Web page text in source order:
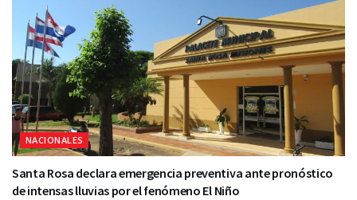
NACIONALES
Santa Rosa declara emergencia preventiva ante pronóstico
de intensas lluvias por el fenómeno El Niño